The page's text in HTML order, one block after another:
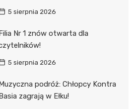
5 sierpnia 2026
Nr 1 znów otwarta dla
5 sierpnia 2026
podróż: Chłopcy Kontra
zagrają w Ełku!